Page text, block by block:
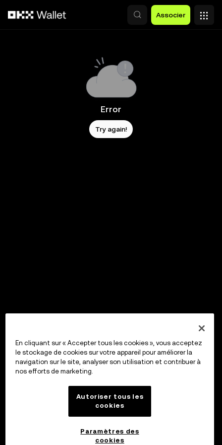
Associer
Error
Try again!
En cliquant sur « Accepter tous les cookies », vous acceptez
le stockage de cookies sur votre appareil pour améliorer la
navigation sur le site, analyser son utilisation et contribuer à
nos efforts de marketing.
Autoriser tous les
cookies
Paramètres des
cookies